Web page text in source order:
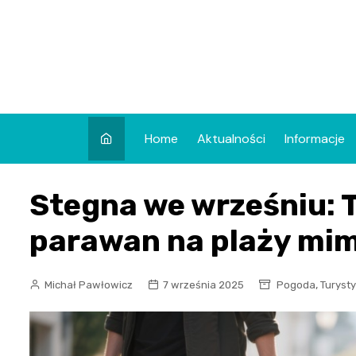
Home Aktualności Informacje
Stegna we wrześniu:
parawan na plaży
Michał Pawłowicz 7 września 2025 Pogoda,